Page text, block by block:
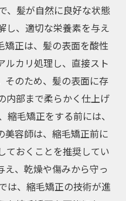
、髪が自然に良好な状態
し、適切な栄養素を与え
矯正は、髪の表面を酸性
ルカリ処理し、直接スト
そのため、髪の表面に存
内部まで柔らかく仕上げ
縮毛矯正をする前には、
美容師は、縮毛矯正前に
ておくことを推奨してい
え、乾燥や傷みから守っ
は、縮毛矯正の技術が進